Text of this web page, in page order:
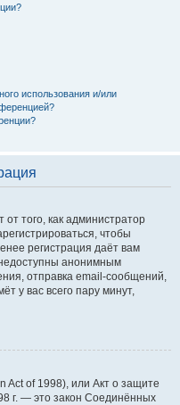
использования и/или
того, как администратор
чтобы
регистрация даёт вам
анонимным
отправка email-сообщений,
у вас всего пару минут,
Act of 1998), или Акт о защите
г. — это закон Соединённых